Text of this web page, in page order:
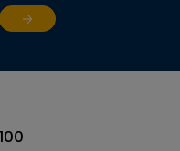
to previous slide
Jump to next slide